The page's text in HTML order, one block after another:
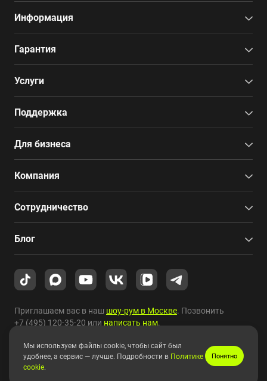
Информация
Гарантия
Услуги
Поддержка
Для бизнеса
Компания
Сотрудничество
Блог
Приглашаем вас в наш шоу-рум в Москве. Позвонить
+7 (495) 120-35-20 или написать нам.
Copyright © 2010-2026 HYPERPC.
Мы используем файлы cookie, чтобы сайт был
удобнее, а сервис — лучше. Подробности в Политике
cookie.
Понятно